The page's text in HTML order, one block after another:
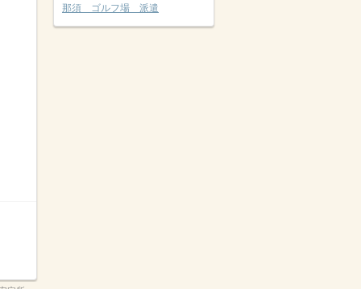
那須 ゴルフ場 派遣